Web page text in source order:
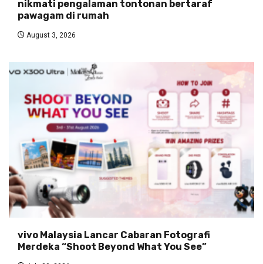
nikmati pengalaman tontonan bertaraf
pawagam di rumah
August 3, 2026
vivo Malaysia Lancar Cabaran Fotografi
Merdeka “Shoot Beyond What You See”